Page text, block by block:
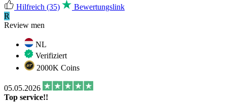
Hilfreich (35)
Bewertungslink
R
Review men
NL
Verifiziert
2000K Coins
05.05.2026
Top service!!